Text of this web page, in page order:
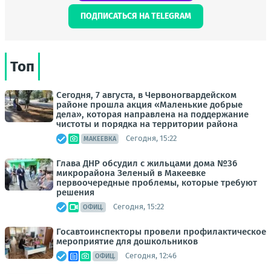
ПОДПИСАТЬСЯ НА TELEGRAM
Топ
Сегодня, 7 августа, в Червоногвардейском
районе прошла акция «Маленькие добрые
дела», которая направлена на поддержание
чистоты и порядка на территории района
МАКЕЕВКА Сегодня, 15:22
Глава ДНР обсудил с жильцами дома №36
микрорайона Зеленый в Макеевке
первоочередные проблемы, которые требуют
решения
ОФИЦ. Сегодня, 15:22
Госавтоинспекторы провели профилактическое
мероприятие для дошкольников
ОФИЦ. Сегодня, 12:46